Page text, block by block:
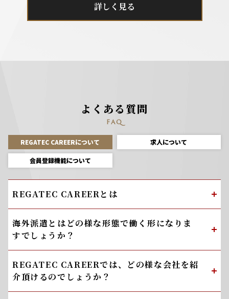
詳しく見る
よくある質問
FAQ
REGATEC CAREERについて 求人について
会員登録機能について
REGATEC CAREERとは
海外派遣とはどの様な形態で働く形になりま
すでしょうか？
REGATEC CAREERでは、どの様な会社を紹
介頂けるのでしょうか？